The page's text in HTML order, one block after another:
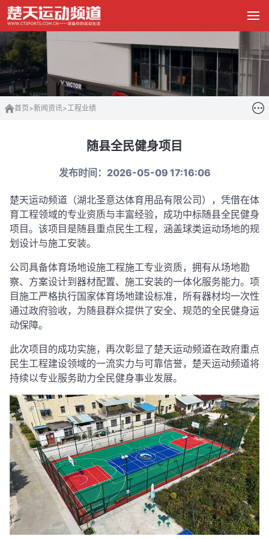
首页>新闻资讯>工程业绩
随县全民健身项目
发布时间：2026-05-09 17:16:06
楚天运动频道（湖北圣意达体育用品有限公司 ），凭借在体
育工程领域的专业资质与丰富经验，成功中标随县全民健身
项目。该项目是随县重点民生工程，涵盖球类运动场地的规
划设计与施工安装。
公司具备体育场地设施工程施工专业资质，拥有从场地勘
察、方案设计到器材配置、施工安装的一体化服务能力。项
目施工严格执行国家体育场地建设标准，所有器材均一次性
通过政府验收，为随县群众提供了安全、规范的全民健身运
动保障。
此次项目的成功实施，再次彰显了楚天运动频道在政府重点
民生工程建设领域的一流实力与可靠信誉，楚天运动频道将
持续以专业服务助力全民健身事业发展。